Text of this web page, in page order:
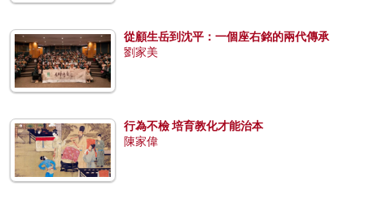
從顧生岳到沈平：一個座右銘的兩代傳承
劉家美
行為不檢 培育教化才能治本
陳家偉